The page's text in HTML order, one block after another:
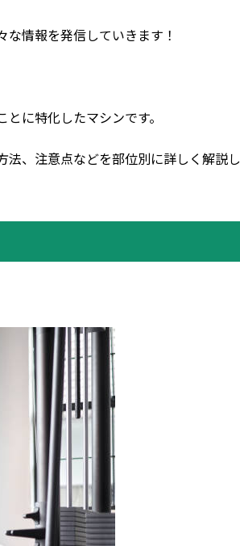
情報を発信していきます！
に特化したマシンです。
、注意点などを部位別に詳しく解説し